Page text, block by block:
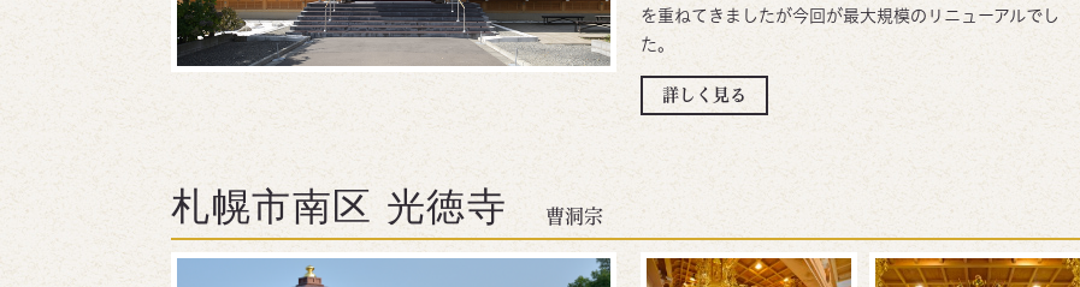
を重ねてきましたが今回が最大規模のリニューアルでし
た。
詳しく見る
札幌市南区 光徳寺 曹洞宗